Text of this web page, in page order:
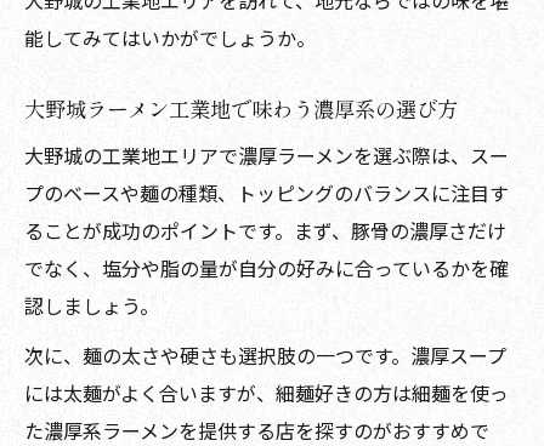
能してみてはいかがでしょうか。
大野城ラーメン工業地で味わう濃厚系の選び方
大野城の工業地エリアで濃厚ラーメンを選ぶ際は、スー
プのベースや麺の種類、トッピングのバランスに注目す
ることが成功のポイントです。まず、豚骨の濃厚さだけ
でなく、塩分や脂の量が自分の好みに合っているかを確
認しましょう。
次に、麺の太さや硬さも選択肢の一つです。濃厚スープ
には太麺がよく合いますが、細麺好きの方は細麺を使っ
た濃厚系ラーメンを提供する店を探すのがおすすめで